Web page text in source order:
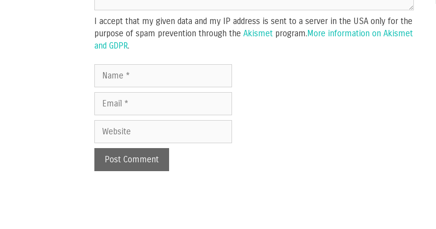
I accept that my given data and my IP address is sent to a server in the USA only for the
purpose of spam prevention through the Akismet program.More information on Akismet
and GDPR.
Name
Email
Website